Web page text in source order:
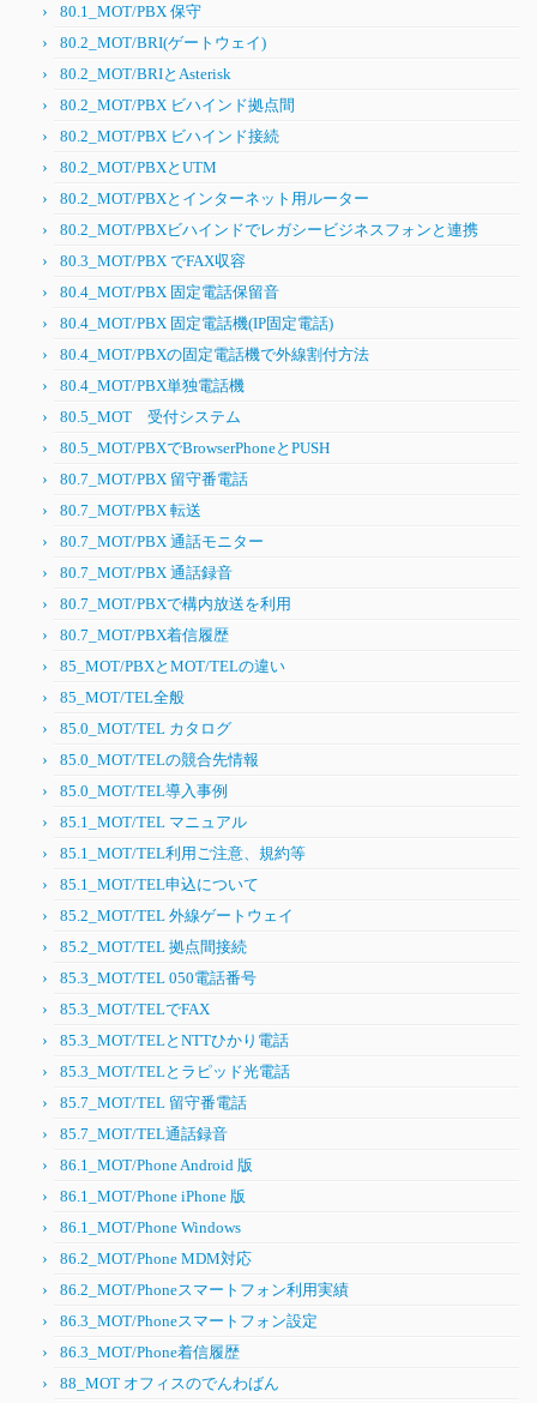
80.1_MOT/PBX 保守
80.2_MOT/BRI(ゲートウェイ)
80.2_MOT/BRIとAsterisk
80.2_MOT/PBX ビハインド拠点間
80.2_MOT/PBX ビハインド接続
80.2_MOT/PBXとUTM
80.2_MOT/PBXとインターネット用ルーター
80.2_MOT/PBXビハインドでレガシービジネスフォンと連携
80.3_MOT/PBX でFAX収容
80.4_MOT/PBX 固定電話保留音
80.4_MOT/PBX 固定電話機(IP固定電話)
80.4_MOT/PBXの固定電話機で外線割付方法
80.4_MOT/PBX単独電話機
80.5_MOT 受付システム
80.5_MOT/PBXでBrowserPhoneとPUSH
80.7_MOT/PBX 留守番電話
80.7_MOT/PBX 転送
80.7_MOT/PBX 通話モニター
80.7_MOT/PBX 通話録音
80.7_MOT/PBXで構内放送を利用
80.7_MOT/PBX着信履歴
85_MOT/PBXとMOT/TELの違い
85_MOT/TEL全般
85.0_MOT/TEL カタログ
85.0_MOT/TELの競合先情報
85.0_MOT/TEL導入事例
85.1_MOT/TEL マニュアル
85.1_MOT/TEL利用ご注意、規約等
85.1_MOT/TEL申込について
85.2_MOT/TEL 外線ゲートウェイ
85.2_MOT/TEL 拠点間接続
85.3_MOT/TEL 050電話番号
85.3_MOT/TELでFAX
85.3_MOT/TELとNTTひかり電話
85.3_MOT/TELとラピッド光電話
85.7_MOT/TEL 留守番電話
85.7_MOT/TEL通話録音
86.1_MOT/Phone Android 版
86.1_MOT/Phone iPhone 版
86.1_MOT/Phone Windows
86.2_MOT/Phone MDM対応
86.2_MOT/Phoneスマートフォン利用実績
86.3_MOT/Phoneスマートフォン設定
86.3_MOT/Phone着信履歴
88_MOT オフィスのでんわばん